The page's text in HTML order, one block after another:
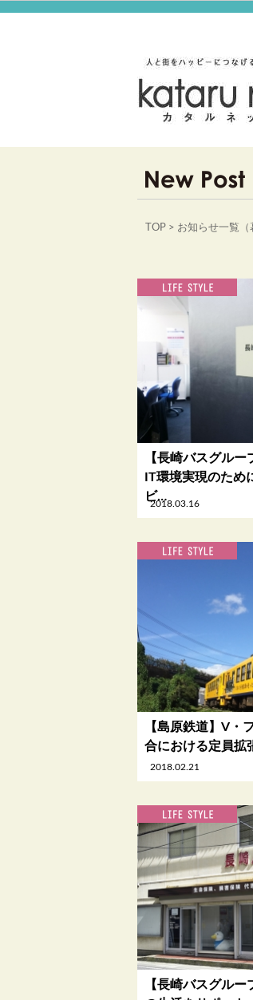
TOP > お知らせ一覧（
2018.03.16
【長崎バスグル
IT環境実現のため
ビ…
2018.02.21
【島原鉄道】V・
合における定員拡
【長崎バスグル